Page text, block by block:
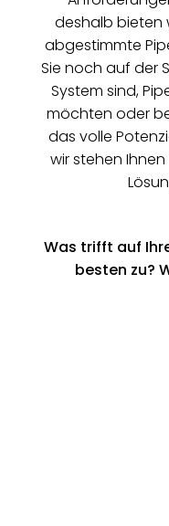
deshalb bieten
abgestimmte
Sie noch auf der
System sind,
möchten oder
das volle
wir stehen
Was trifft auf
besten zu?